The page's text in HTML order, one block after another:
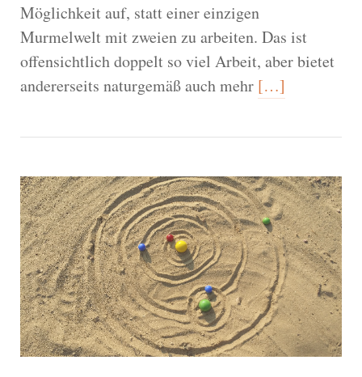
Möglichkeit auf, statt einer einzigen
Murmelwelt mit zweien zu arbeiten. Das ist
offensichtlich doppelt so viel Arbeit, aber bietet
andererseits naturgemäß auch mehr […]